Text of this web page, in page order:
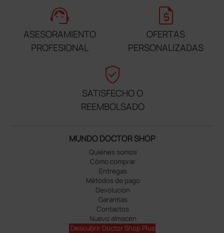
support_agent
ASESORAMIENTO
PROFESIONAL
request_quote
OFERTAS
PERSONALIZADAS
verified_user
SATISFECHO O
REEMBOLSADO
MUNDO DOCTOR SHOP
Quiénes somos
Cómo comprar
Entregas
Métodos de pago
Devolución
Garantías
Contactos
Nuevo almacén
Descubrir Doctor Shop Plus